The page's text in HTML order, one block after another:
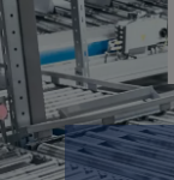
Direkt
zum
Inhalt